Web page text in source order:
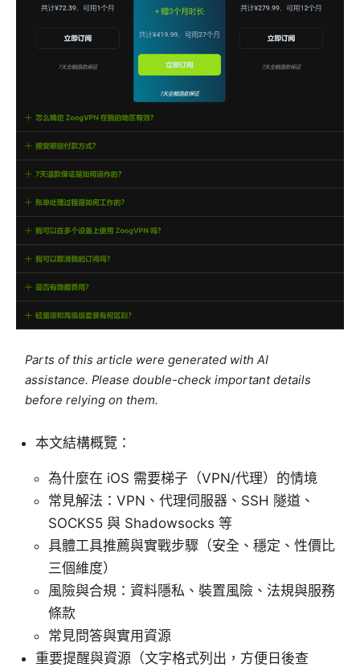
Parts of this article were generated with AI
assistance. Please double-check important details
before relying on them.
本文結構概覽：
為什麼在 iOS 需要梯子（VPN/代理）的情境
常見解法：VPN、代理伺服器、SSH 隧道、
SOCKS5 與 Shadowsocks 等
具體工具推薦與實戰步驟（安全、穩定、性價比
三個維度）
風險與合規：資料隱私、裝置風險、法規與服務
條款
常見問答與實用資源
重要提醒與資源（文字格式列出，方便日後查